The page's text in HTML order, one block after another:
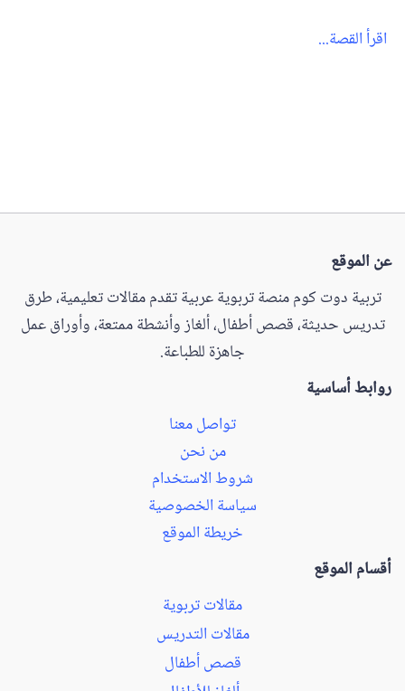
اقرأ القصة...
عن الموقع
تربية دوت كوم منصة تربوية عربية تقدم مقالات تعليمية، طرق
تدريس حديثة، قصص أطفال، ألغاز وأنشطة ممتعة، وأوراق عمل
جاهزة للطباعة.
روابط أساسية
تواصل معنا
من نحن
شروط الاستخدام
سياسة الخصوصية
خريطة الموقع
أقسام الموقع
مقالات تربوية
مقالات التدريس
قصص أطفال